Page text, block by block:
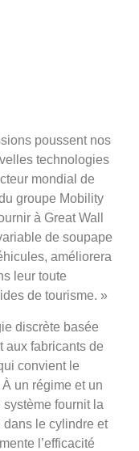
poussent nos
technologies
mondial de
groupe Mobility
à Great Wall
de soupape
améliorera
leur toute
de tourisme. »
discrète basée
aux fabricants de
convient le
un régime et un
fournit la
dans le cylindre et
l’efficacité